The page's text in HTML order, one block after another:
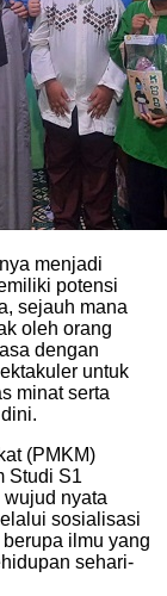
menjadi
potensi
sejauh mana
oleh orang
dengan
untuk
minat serta
(PMKM)
Studi S1
nyata
sosialisasi
ilmu yang
sehari-